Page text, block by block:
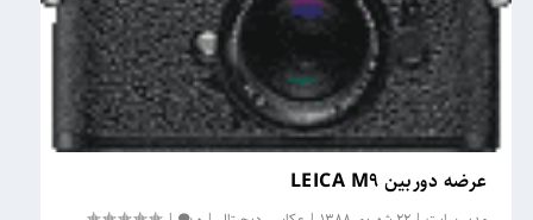
عرضه دوربین LEICA M9